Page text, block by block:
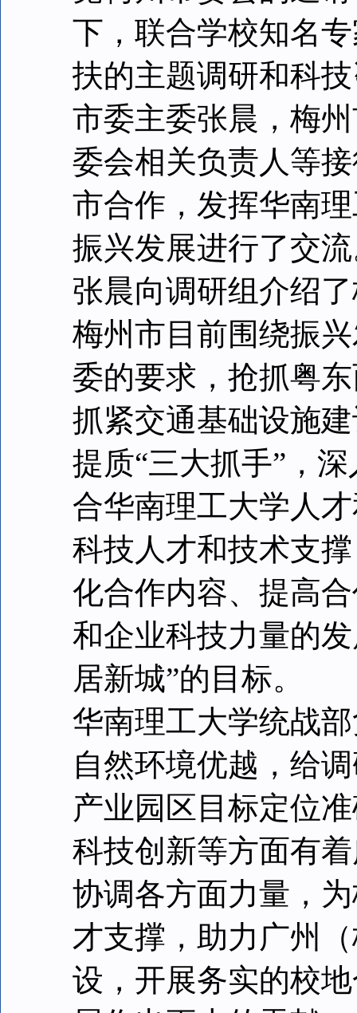
下，联合学校知名
扶的主题调研和科
市委主委张晨，梅
委会相关负责人等
市合作，发挥华南
振兴发展进行了交
张晨向调研组介绍
梅州市目前围绕振
委的要求，抢抓粤
抓紧交通基础设施
提质“三大抓手”，
合华南理工大学人
科技人才和技术支
化合作内容、提高
和企业科技力量的
居新城”的目标。
华南理工大学统战
自然环境优越，给
产业园区目标定位
科技创新等方面有
协调各方面力量，
才支撑，助力广州
设，开展务实的校